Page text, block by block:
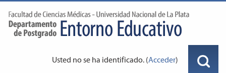
Usted no se ha identificado. (Acceder)